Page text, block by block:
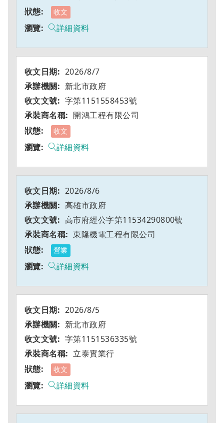
收文
詳細資料
2026/8/7
新北市政府
字第1151558453號
開鴻工程有限公司
收文
詳細資料
2026/8/6
高雄市政府
高市府經公字第11534290800號
東隆機電工程有限公司
營業
詳細資料
2026/8/5
新北市政府
字第1151536335號
立泰實業行
收文
詳細資料